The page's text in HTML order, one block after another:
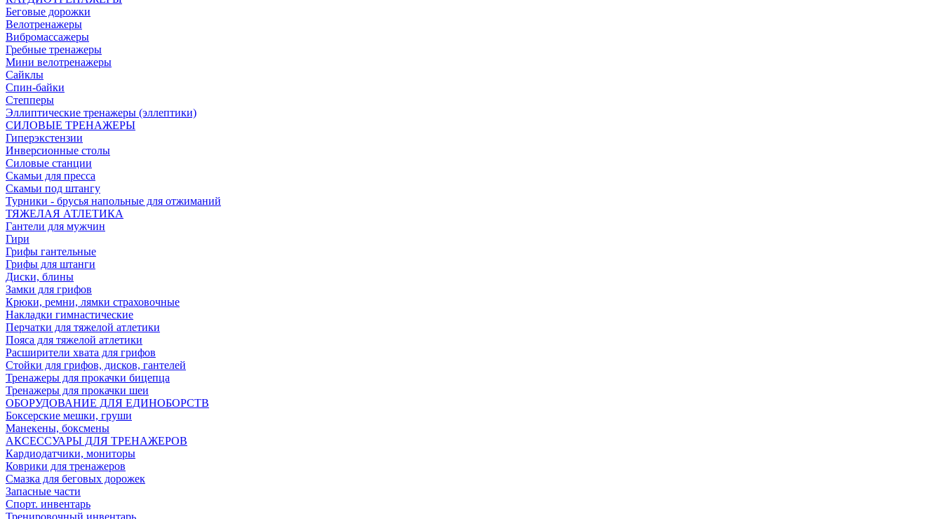
Беговые дорожки
Велотренажеры
Вибромассажеры
Гребные тренажеры
Мини велотренажеры
Сайклы
Спин-байки
Степперы
Эллиптические тренажеры (эллептики)
СИЛОВЫЕ ТРЕНАЖЕРЫ
Гиперэкстензии
Инверсионные столы
Силовые станции
Скамьи для пресса
Скамьи под штангу
Турники - брусья напольные для отжиманий
ТЯЖЕЛАЯ АТЛЕТИКА
Гантели для мужчин
Гири
Грифы гантельные
Грифы для штанги
Диски, блины
Замки для грифов
Крюки, ремни, лямки страховочные
Накладки гимнастические
Перчатки для тяжелой атлетики
Пояса для тяжелой атлетики
Расширители хвата для грифов
Стойки для грифов, дисков, гантелей
Тренажеры для прокачки бицепца
Тренажеры для прокачки шеи
ОБОРУДОВАНИЕ ДЛЯ ЕДИНОБОРСТВ
Боксерские мешки, груши
Манекены, боксмены
АКСЕССУАРЫ ДЛЯ ТРЕНАЖЕРОВ
Кардиодатчики, мониторы
Коврики для тренажеров
Смазка для беговых дорожек
Запасные части
Спорт. инвентарь
Тренировочный инвентарь